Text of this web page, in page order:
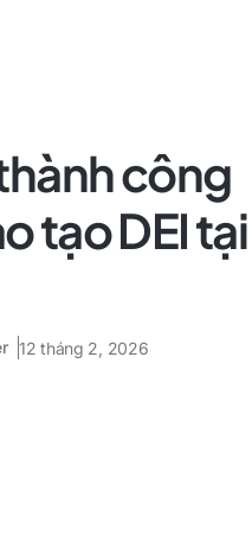
công
tạo DEI tại
12 tháng 2, 2026